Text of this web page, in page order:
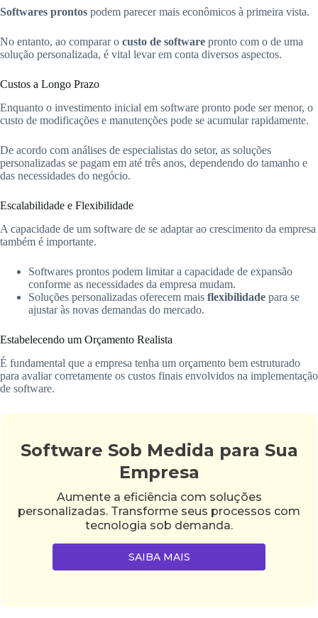
Softwares prontos podem parecer mais econômicos à primeira vista.
No entanto, ao comparar o custo de software pronto com o de uma
solução personalizada, é vital levar em conta diversos aspectos.
Custos a Longo Prazo
Enquanto o investimento inicial em software pronto pode ser menor, o
custo de modificações e manutenções pode se acumular rapidamente.
De acordo com análises de especialistas do setor, as soluções
personalizadas se pagam em até três anos, dependendo do tamanho e
das necessidades do negócio.
Escalabilidade e Flexibilidade
A capacidade de um software de se adaptar ao crescimento da empresa
também é importante.
Softwares prontos podem limitar a capacidade de expansão
conforme as necessidades da empresa mudam.
Soluções personalizadas oferecem mais flexibilidade para se
ajustar às novas demandas do mercado.
Estabelecendo um Orçamento Realista
É fundamental que a empresa tenha um orçamento bem estruturado
para avaliar corretamente os custos finais envolvidos na implementação
de software.
Software Sob Medida para Sua
Empresa
Aumente a eficiência com soluções
personalizadas. Transforme seus processos com
tecnologia sob demanda.
SAIBA MAIS